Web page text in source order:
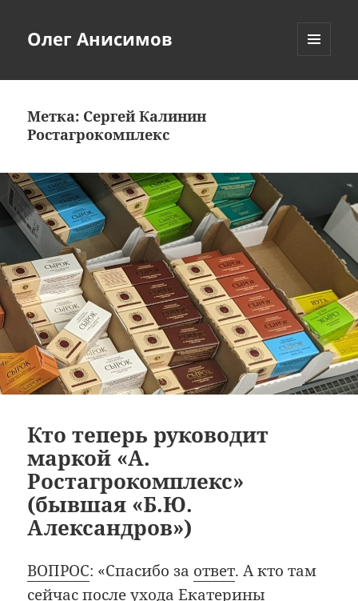
Олег Анисимов
Метка: Сергей Калинин
Ростагрокомплекс
Кто теперь руководит
маркой «А.
Ростагрокомплекс»
(бывшая «Б.Ю.
Александров»)
ВОПРОС: «Спасибо за ответ. А кто там
сейчас после ухода Екатерины